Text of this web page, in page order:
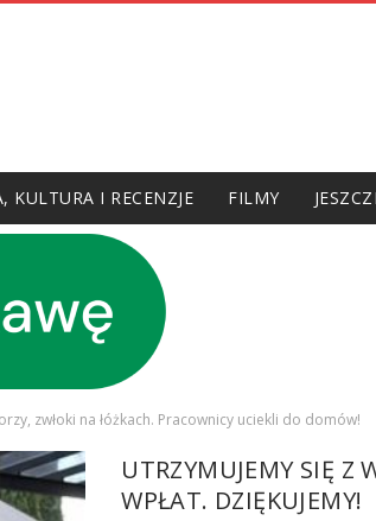
KULTURA I RECENZJE FILMY
zwłoki na łóżkach. Pracownicy uciekli do domów!
UTRZYMUJEMY SIĘ Z
WPŁAT. DZIĘKUJEMY!